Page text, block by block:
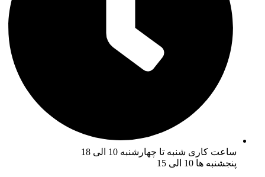
ساعت کاری شنبه تا چهارشنبه 10 الی 18
پنجشنبه ها 10 الی 15